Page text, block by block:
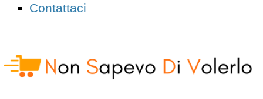
Contattaci